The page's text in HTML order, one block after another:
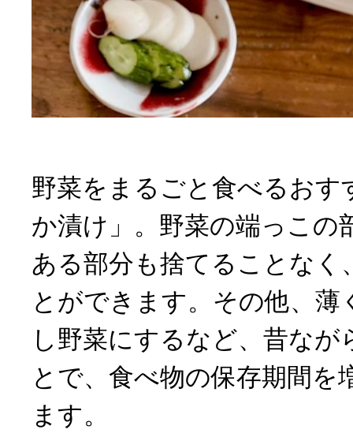
野菜をまるごと食べるおす
か漬け」。野菜の端っこの
ある部分も捨てることなく
とができます。その他、
し野菜にするなど、昔なが
とで、食べ物の保存期間を
ます。